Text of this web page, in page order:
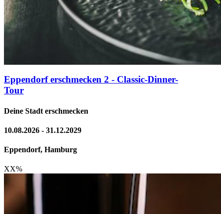
Eppendorf erschmecken 2 - Classic-Dinner-
Tour
Deine Stadt erschmecken
10.08.2026 - 31.12.2029
Eppendorf, Hamburg
XX%